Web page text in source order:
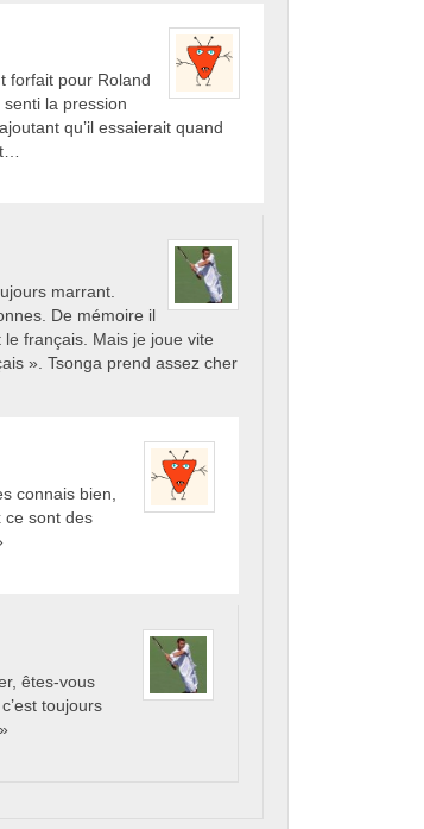
forfait pour Roland
la pression
qu’il essaierait quand
marrant.
De mémoire il
français. Mais je joue vite
». Tsonga prend assez cher
connais bien,
ce sont des
êtes-vous
toujours